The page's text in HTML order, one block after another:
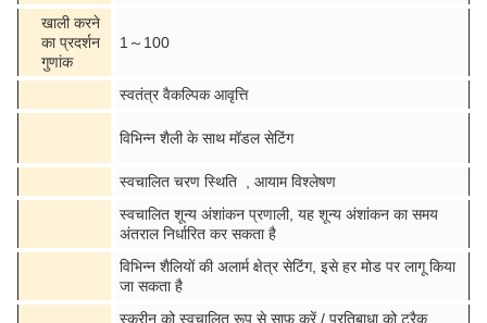
खाली करने
का प्रदर्शन
गुणांक
1～100
स्वतंत्र वैकल्पिक आवृत्ति
विभिन्न शैली के साथ मॉडल सेटिंग
स्वचालित चरण स्थिति , आयाम विश्लेषण
स्वचालित शून्य अंशांकन प्रणाली, यह शून्य अंशांकन का समय
अंतराल निर्धारित कर सकता है
विभिन्न शैलियों की अलार्म क्षेत्र सेटिंग, इसे हर मोड पर लागू किया
जा सकता है
स्क्रीन को स्वचालित रूप से साफ़ करें / प्रतिबाधा को ट्रैक